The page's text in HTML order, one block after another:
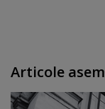
Articole